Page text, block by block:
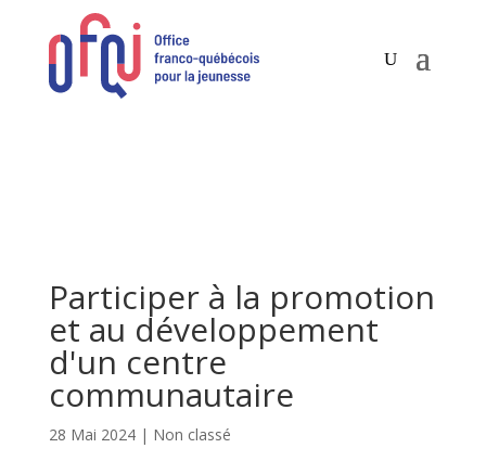
Participer à la promotion
et au développement
d'un centre
communautaire
28 Mai 2024| Non classé